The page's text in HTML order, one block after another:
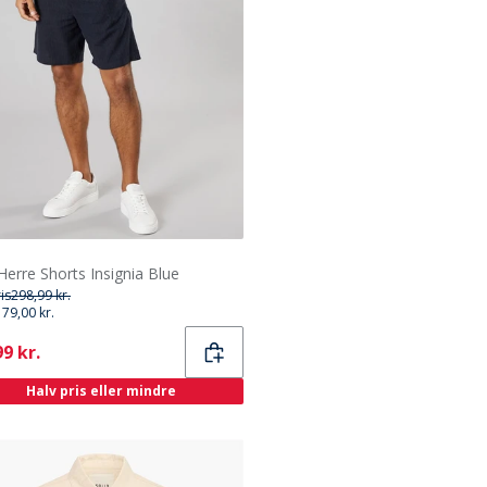
Shorts Insignia Blue
298,99 kr.
kr.
kr.
Halv pris eller mindre